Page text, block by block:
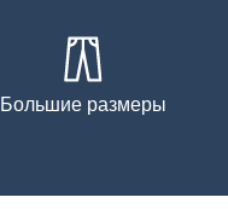
Большие размеры